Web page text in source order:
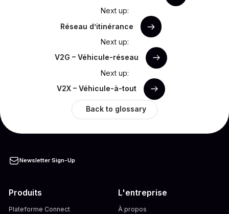
Next up:
Réseau d’itinérance
Next up:
V2G – Véhicule-réseau
Next up:
V2X – Véhicule-à-tout
Back to glossary
Newsletter Sign-Up
Produits
Plateforme Connect
L'entreprise
À propos